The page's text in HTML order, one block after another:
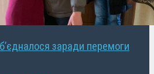
заради перемоги